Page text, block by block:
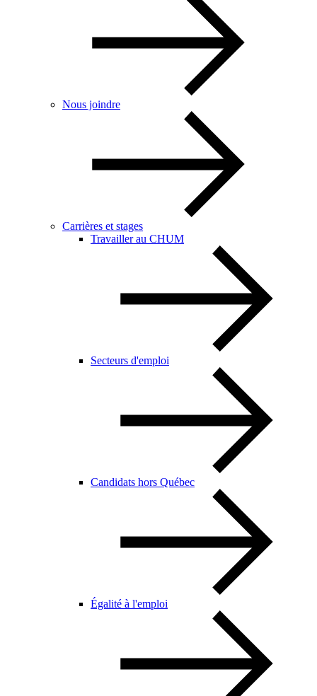
Nous joindre
Carrières et stages
Travailler au CHUM
Secteurs d'emploi
Candidats hors Québec
Égalité à l'emploi